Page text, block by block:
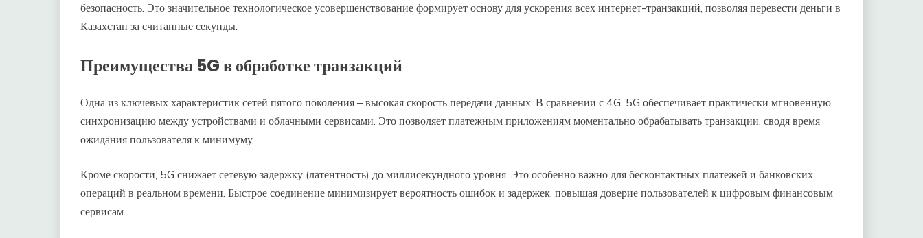
безопасность. Это значительное технологическое усовершенствование формирует основу для ускорения всех интернет-транзакций, позволяя перевести деньги в
Казахстан за считанные секунды.
Преимущества 5G в обработке транзакций
Одна из ключевых характеристик сетей пятого поколения – высокая скорость передачи данных. В сравнении с 4G, 5G обеспечивает практически мгновенную
синхронизацию между устройствами и облачными сервисами. Это позволяет платежным приложениям моментально обрабатывать транзакции, сводя время
ожидания пользователя к минимуму.
Кроме скорости, 5G снижает сетевую задержку (латентность) до миллисекундного уровня. Это особенно важно для бесконтактных платежей и банковских
операций в реальном времени. Быстрое соединение минимизирует вероятность ошибок и задержек, повышая доверие пользователей к цифровым финансовым
сервисам.